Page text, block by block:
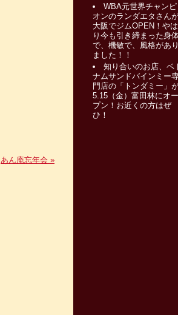
WBA元世界チャンピ
オンのランダエタさん
大阪でジムOPEN！やは
り今も引き締まった身
で、機敏で、風格があり
ました！！
知り合いのお店、ベ
ナムサンドバインミー
門店の「トンダミー」
5.15（金）富田林にオー
プン！お近くの方はぜ
ひ！
あん庵忘年会 »